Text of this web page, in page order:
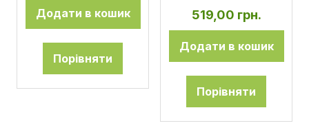
Додати в кошик
Порівняти
519,00 грн.
Додати в кошик
Порівняти